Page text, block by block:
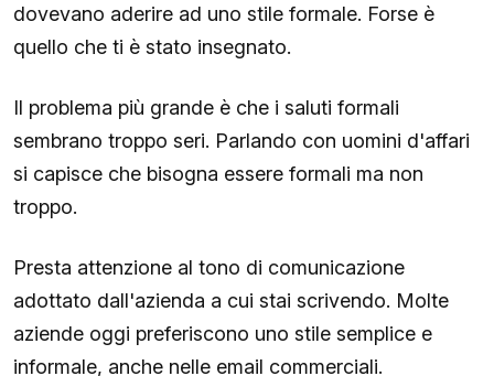
dovevano aderire ad uno stile formale. Forse è
quello che ti è stato insegnato.
Il problema più grande è che i saluti formali
sembrano troppo seri. Parlando con uomini d'affari
si capisce che bisogna essere formali ma non
troppo.
Presta attenzione al tono di comunicazione
adottato dall'azienda a cui stai scrivendo. Molte
aziende oggi preferiscono uno stile semplice e
informale, anche nelle email commerciali.